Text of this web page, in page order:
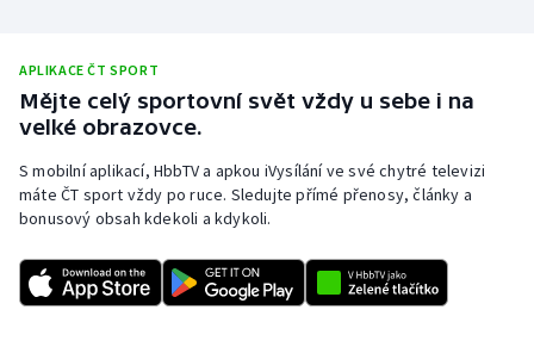
Rychlobruslení
Rychlostní kanoistika
Short track
Sportovní střelba
Stolní tenis
APLIKACE ČT SPORT
Mějte celý sportovní svět vždy u sebe i na
velké obrazovce.
S mobilní aplikací, HbbTV a apkou iVysílání ve své chytré televizi
máte ČT sport vždy po ruce. Sledujte přímé přenosy, články a
bonusový obsah kdekoli a kdykoli.